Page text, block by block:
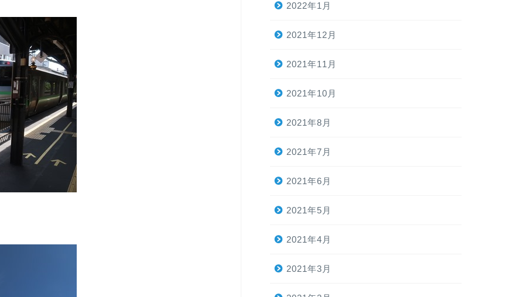
2022年1月
2021年12月
2021年11月
2021年10月
2021年8月
2021年7月
2021年6月
2021年5月
2021年4月
2021年3月